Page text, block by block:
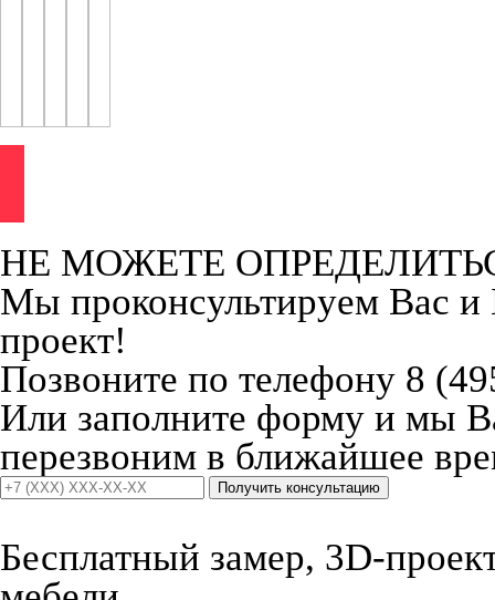
НЕ МОЖЕТЕ
Мы проконсультируем Вас
проект!
Позвоните по телефону 8
Или заполните форму и мы
перезвоним в ближайшее
Получить консультацию
Бесплатный замер, 3D-